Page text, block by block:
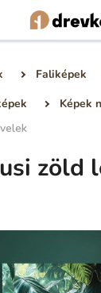
Faliképek
Képek
zöld